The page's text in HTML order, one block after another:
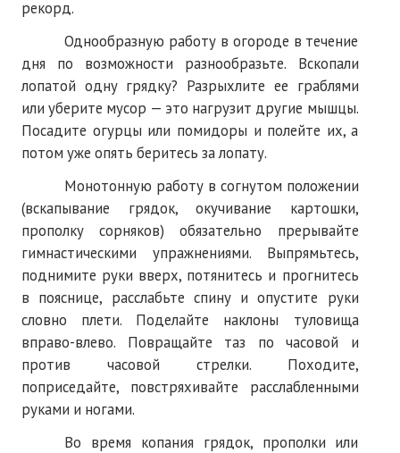
рекорд.
Однообразную работу в огороде в течение
дня по возможности разнообразьте. Вскопали
лопатой одну грядку? Разрыхлите ее граблями
или уберите мусор — это нагрузит другие мышцы.
Посадите огурцы или помидоры и полейте их, а
потом уже опять беритесь за лопату.
Монотонную работу в согнутом положении
(вскапывание грядок, окучивание картошки,
прополку сорняков) обязательно прерывайте
гимнастическими упражнениями. Выпрямьтесь,
поднимите руки вверх, потянитесь и прогнитесь
в пояснице, расслабьте спину и опустите руки
словно плети. Поделайте наклоны туловища
вправо-влево. Повращайте таз по часовой и
против часовой стрелки. Походите,
поприседайте, повстряхивайте расслабленными
руками и ногами.
Во время копания грядок, прополки или